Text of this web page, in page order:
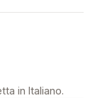
in Italiano.